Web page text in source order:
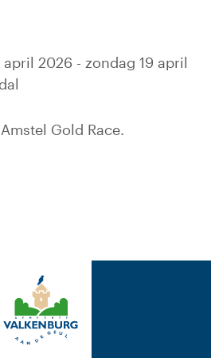
2026 - zondag 19 april
Gold Race.